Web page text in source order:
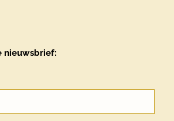
nieuwsbrief: